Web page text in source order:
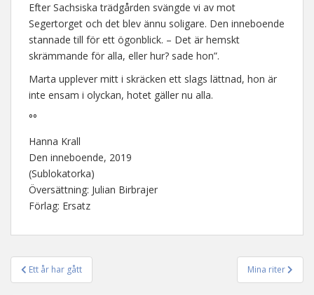
Efter Sachsiska trädgården svängde vi av mot
Segertorget och det blev ännu soligare. Den inneboende
stannade till för ett ögonblick. – Det är hemskt
skrämmande för alla, eller hur? sade hon”.
Marta upplever mitt i skräcken ett slags lättnad, hon är
inte ensam i olyckan, hotet gäller nu alla.
°°
Hanna Krall
Den inneboende, 2019
(Sublokatorka)
Översättning: Julian Birbrajer
Förlag: Ersatz
Inläggsnavigering
Ett år har gått Mina riter